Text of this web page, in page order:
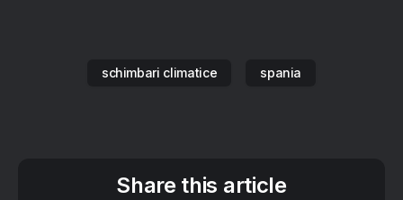
schimbari climatice spania
Share this article